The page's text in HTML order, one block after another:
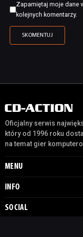
Zapamiętaj moje dane
kolejnych komentarzy.
Oficjalny serwis
który od 1996 roku
na temat gier
MENU
INFO
SOCIAL